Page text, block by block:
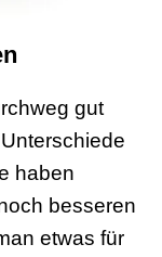
gut
haben
besseren
etwas für